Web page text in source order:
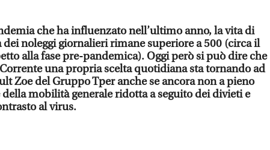
che ha influenzato nell’ultimo anno, la vita di
noleggi giornalieri rimane superiore a 500 (circa il
alla fase pre-pandemica). Oggi però si può dire che
una propria scelta quotidiana sta tornando ad
Zoe del Gruppo Tper anche se ancora non a pieno
mobilità generale ridotta a seguito dei divieti e
al virus.